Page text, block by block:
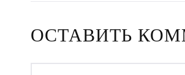
ОСТАВИТЬ
Имя